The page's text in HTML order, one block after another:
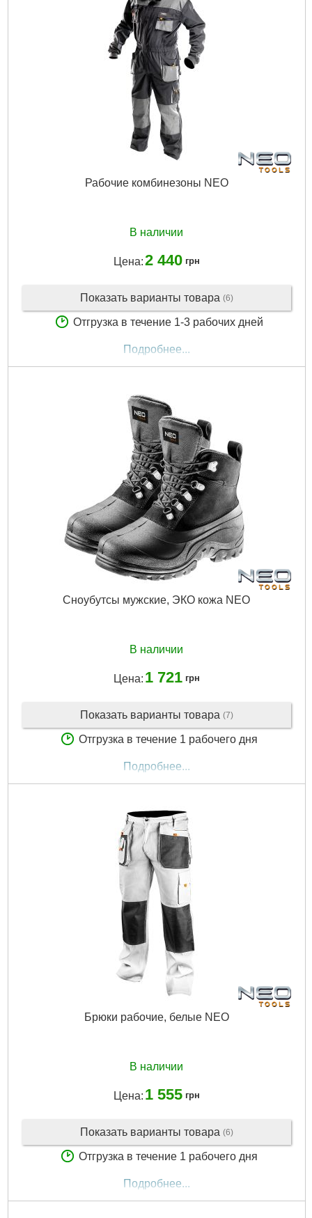
Рабочие комбинезоны NEO
В наличии
Цена:2 440 грн
Показать варианты товара (6)
Отгрузка в течение 1-3 рабочих дней
Подробнее...
Сноубутсы мужские, ЭКО кожа NEO
В наличии
Цена: 1 721 грн
Показать варианты товара (7)
Отгрузка в течение 1 рабочего дня
Подробнее...
Брюки рабочие, белые NEO
В наличии
Цена: 1 555 грн
Показать варианты товара (6)
Отгрузка в течение 1 рабочего дня
Подробнее...